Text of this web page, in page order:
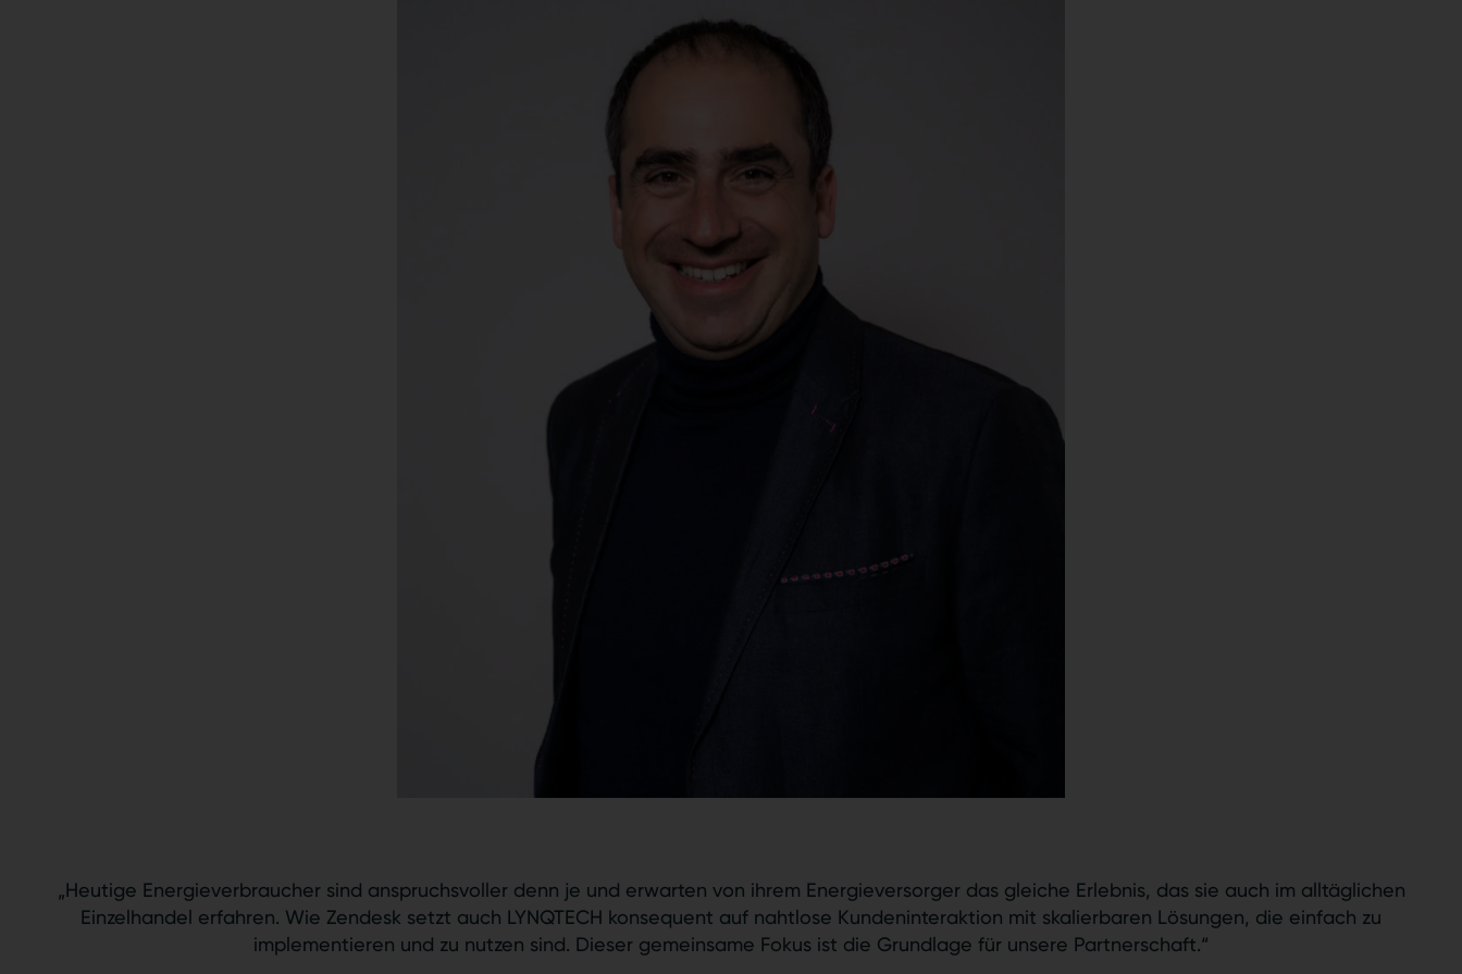
„Heutige Energieverbraucher sind anspruchsvoller denn je und erwarten von ihrem Energieversorger das gleiche Erlebnis, das sie auch im alltäglichen
Einzelhandel erfahren. Wie Zendesk setzt auch LYNQTECH konsequent auf nahtlose Kundeninteraktion mit skalierbaren Lösungen, die einfach zu
implementieren und zu nutzen sind. Dieser gemeinsame Fokus ist die Grundlage für unsere Partnerschaft.“